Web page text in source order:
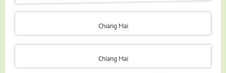
Chiang Mai
Chiang Mai